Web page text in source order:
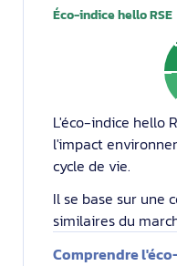
Éco-indice hello RSE
L'éco-indice hello
l'impact
cycle de vie.
Il se base sur une
similaires du
Comprendre